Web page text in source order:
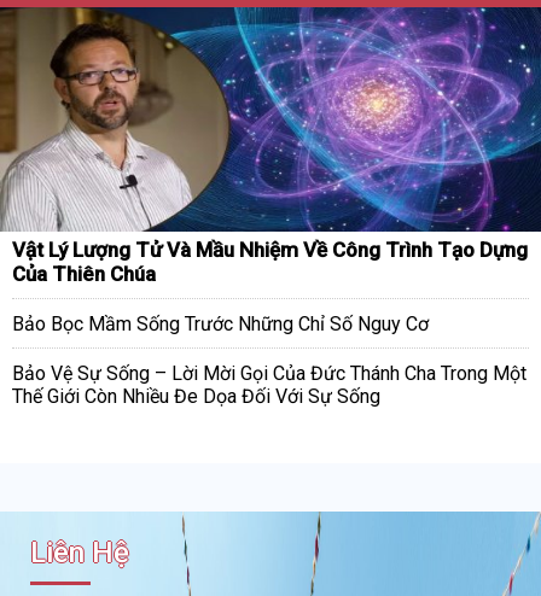
Vật Lý Lượng Tử Và Mầu Nhiệm Về Công Trình Tạo Dựng
Của Thiên Chúa
Bảo Bọc Mầm Sống Trước Những Chỉ Số Nguy Cơ
Bảo Vệ Sự Sống – Lời Mời Gọi Của Đức Thánh Cha Trong Một
Thế Giới Còn Nhiều Đe Dọa Đối Với Sự Sống
Liên Hệ